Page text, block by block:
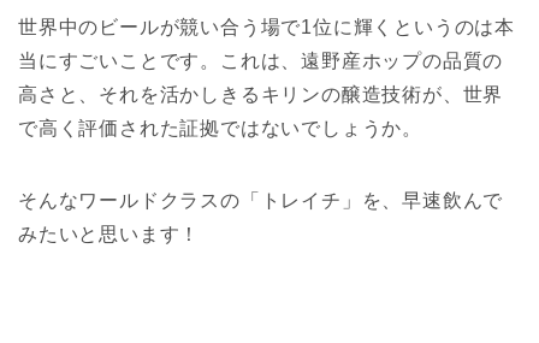
世界中のビールが競い合う場で1位に輝くというのは本
当にすごいことです。これは、遠野産ホップの品質の
高さと、それを活かしきるキリンの醸造技術が、世界
で高く評価された証拠ではないでしょうか。
そんなワールドクラスの「トレイチ」を、早速飲んで
みたいと思います！